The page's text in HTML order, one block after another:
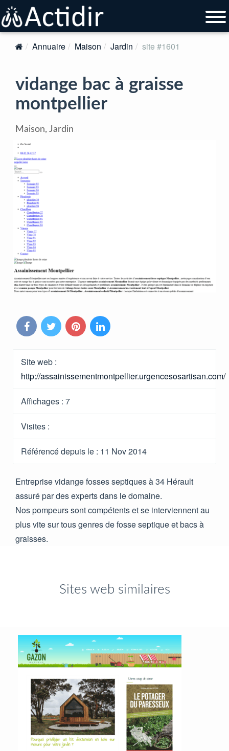
Annuaire Maison Jardin site #1601
vidange bac à graisse
montpellier
Maison, Jardin
Site web :
http://assainissementmontpellier.urgencesosartisan.com/
Affichages : 7
Visites :
Référencé depuis le : 11 Nov 2014
Entreprise vidange fosses septiques à 34 Hérault
assuré par des experts dans le domaine.
Nos pompeurs sont compétents et se interviennent au
plus vite sur tous genres de fosse septique et bacs à
graisses.
Sites web similaires